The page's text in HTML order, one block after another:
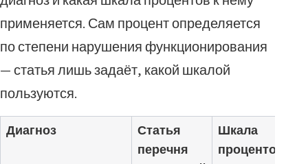
применяется. Сам процент определяется
по степени нарушения функционирования
— статья лишь задаёт, какой шкалой
пользуются.
Диагноз
Статья
перечня
Шкала
процентов